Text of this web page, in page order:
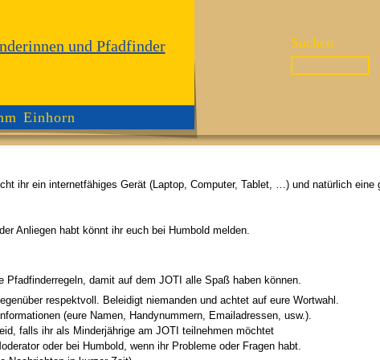
Einhorn
Suchen
ihr ein internetfähiges Gerät (Laptop, Computer, Tablet, …) und natürlich eine
Anliegen habt könnt ihr euch bei Humbold melden.
Pfadfinderregeln, damit auf dem JOTI alle Spaß haben können.
respektvoll. Beleidigt niemanden und achtet auf eure Wortwahl.
(eure Namen, Handynummern, Emailadressen, usw.).
falls ihr als Minderjährige am JOTI teilnehmen möchtet
oder bei Humbold, wenn ihr Probleme oder Fragen habt.